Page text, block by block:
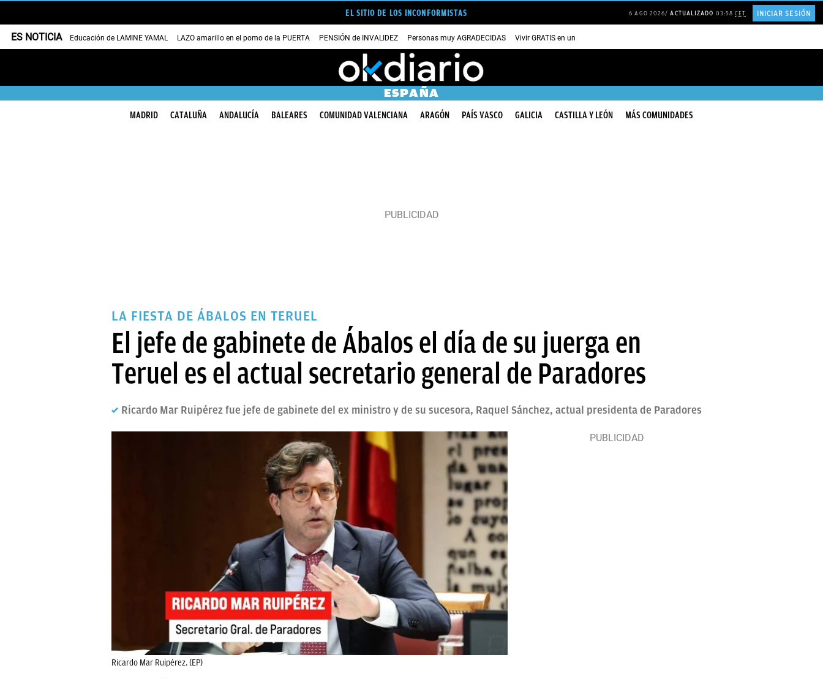
EL SITIO DE LOS INCONFORMISTAS 6 AGO 2026 ACTUALIZADO 03:58CET INICIAR SESIÓN
ES NOTICIA Educación de LAMINE YAMAL LAZO amarillo en el pomo de la PUERTA PENSIÓN de INVALIDEZ Personas muy AGRADECIDAS Vivir GRATIS en una ISLA en GRECIA
ESPAÑA
MADRID CATALUÑA ANDALUCÍA BALEARES COMUNIDAD VALENCIANA ARAGÓN PAÍS VASCO GALICIA CASTILLA Y LEÓN MÁS COMUNIDADES
LA FIESTA DE ÁBALOS EN TERUEL
El jefe de gabinete de Ábalos el día de su juerga en
Teruel es el actual secretario general de Paradores
Ricardo Mar Ruipérez fue jefe de gabinete del ex ministro y de su sucesora, Raquel Sánchez, actual presidenta de Paradores
Ricardo Mar Ruipérez. (EP)